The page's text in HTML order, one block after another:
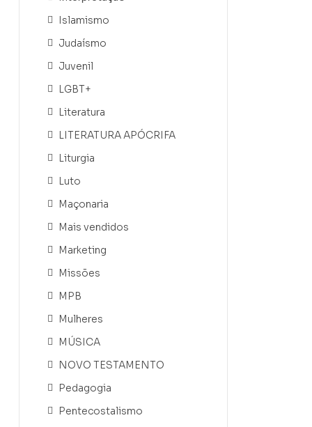
Islamismo
Judaísmo
Juvenil
LGBT+
Literatura
LITERATURA APÓCRIFA
Liturgia
Luto
Maçonaria
Mais vendidos
Marketing
Missões
MPB
Mulheres
MÚSICA
NOVO TESTAMENTO
Pedagogia
Pentecostalismo